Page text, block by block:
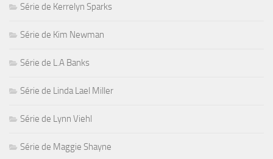
Série de Kerrelyn Sparks
Série de Kim Newman
Série de L.A Banks
Série de Linda Lael Miller
Série de Lynn Viehl
Série de Maggie Shayne